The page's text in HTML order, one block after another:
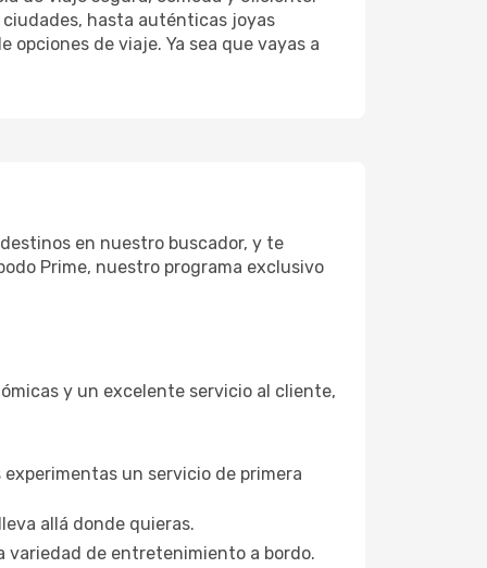
hasta auténticas joyas
de viaje. Ya sea que vayas a
en nuestro buscador, y te
Prime, nuestro programa exclusivo
y un excelente servicio al cliente,
un servicio de primera
allá donde quieras.
de entretenimiento a bordo.